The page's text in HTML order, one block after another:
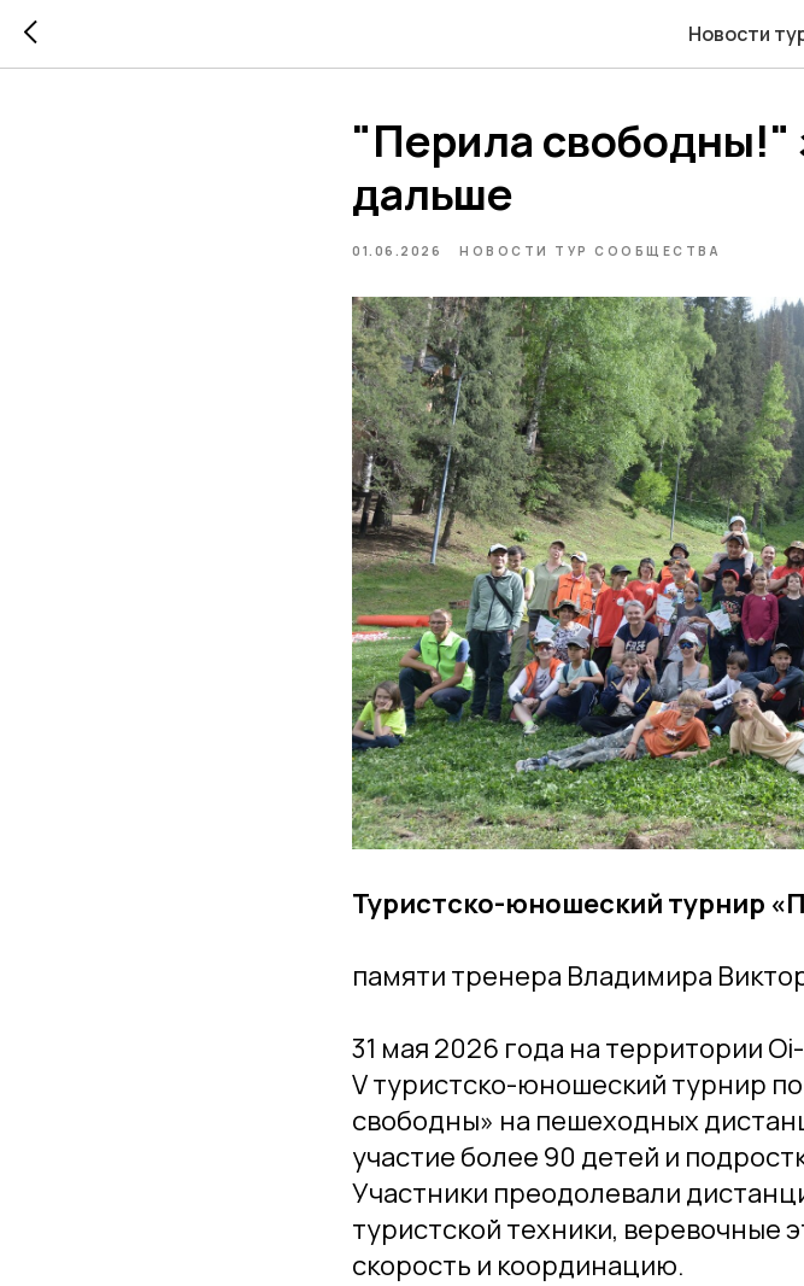
Новости
"Перила свободны!"
дальше
01.06.2026 НОВОСТИ ТУР СООБЩЕСТВА
Туристско-юношеский турнир
памяти тренера Владимира
31 мая 2026 года на территории
V туристско-юношеский турнир
свободны» на пешеходных
участие более 90 детей и
Участники преодолевали
туристской техники, веревочные
скорость и координацию.